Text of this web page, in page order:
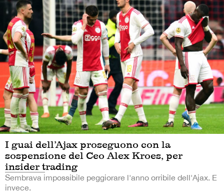
I guai dell’Ajax proseguono con la
sospensione del Ceo Alex Kroes, per
insider trading
Sembrava impossibile peggiorare l'anno orribile dell'Ajax. E
invece.